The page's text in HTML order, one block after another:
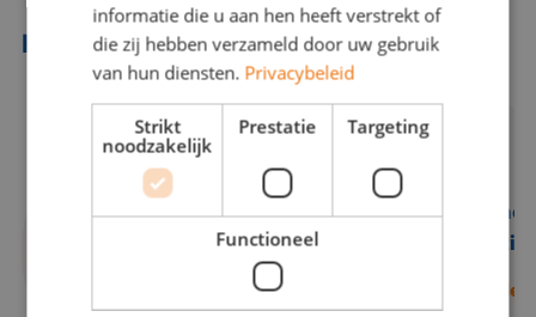
Kijk ook hier eens naar
Transport &
(Online)
Lees verder
informatie die u aan hen heeft verstrekt of
die zij hebben verzameld door uw gebruik
van hun diensten. Privacybeleid
Strikt
noodzakelijk
Prestatie Targeting
Functioneel